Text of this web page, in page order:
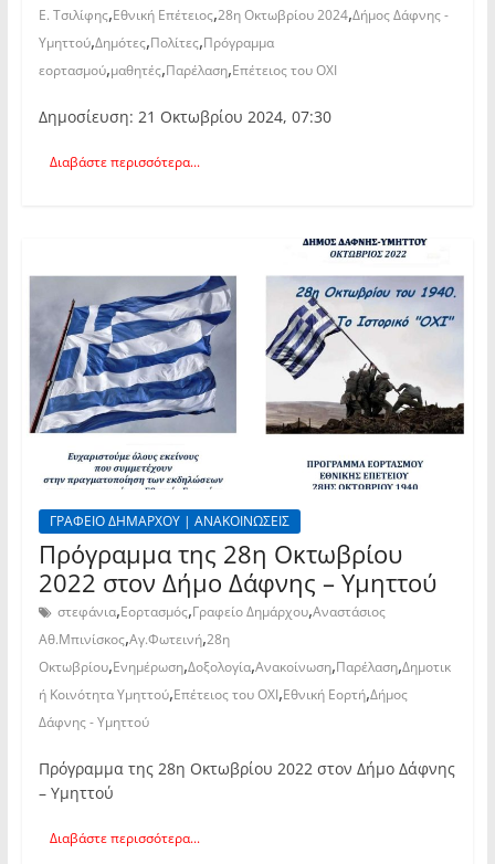
Ε. Τσιλίφης,Εθνική Επέτειος,28η Οκτωβρίου 2024,Δήμος Δάφνης -
Υμηττού,Δημότες,Πολίτες,Πρόγραμμα
εορτασμού,μαθητές,Παρέλαση,Επέτειος του ΟΧΙ
Δημοσίευση: 21 Οκτωβρίου 2024, 07:30
Διαβάστε περισσότερα...
ΓΡΑΦΕΙΟ ΔΗΜΑΡΧΟΥ | ΑΝΑΚΟΙΝΩΣΕΙΣ
Πρόγραμμα της 28η Οκτωβρίου
2022 στον Δήμο Δάφνης – Υμηττού
στεφάνια,Εορτασμός,Γραφείο Δημάρχου,Αναστάσιος
Αθ.Μπινίσκος,Αγ.Φωτεινή,28η
Οκτωβρίου,Ενημέρωση,Δοξολογία,Ανακοίνωση,Παρέλαση,Δημοτικ
ή Κοινότητα Υμηττού,Επέτειος του ΟΧΙ,Εθνική Εορτή,Δήμος
Δάφνης - Υμηττού
Πρόγραμμα της 28η Οκτωβρίου 2022 στον Δήμο Δάφνης
– Υμηττού
Διαβάστε περισσότερα...